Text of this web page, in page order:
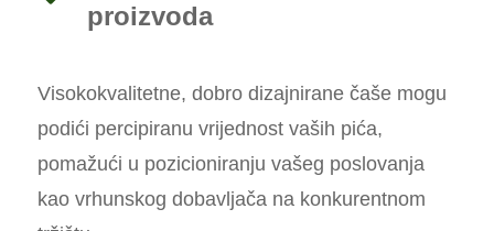
proizvoda
Visokokvalitetne, dobro dizajnirane čaše mogu
podići percipiranu vrijednost vaših pića,
pomažući u pozicioniranju vašeg poslovanja
kao vrhunskog dobavljača na konkurentnom